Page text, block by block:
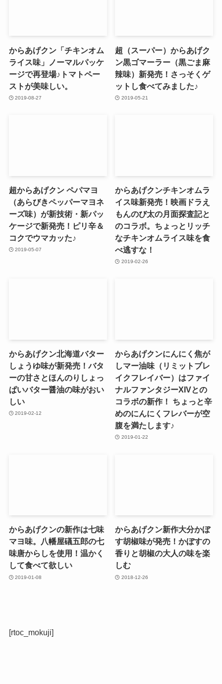
からあげクン「チキンオム
ライス味」ノーマルパッケ
ージで再登場♪トマトペー
ストが美味しい。
2019-08-27
超（スーパー）からあげク
ン黒ゴマーラー（黒ごま麻
辣味）新発売！さっそくゲ
ットし食べてみました♪
2019-05-21
超からあげクン ペパマヨ
（あらびきペッパーマヨネ
ーズ味）が新技術・新パッ
ケージで新発売！ピリ辛＆
コクでウマカッた♪
2019-05-07
からあげクンチキンオムラ
イス味新発売！映画ドラえ
もんのび太の月面探査記と
のコラボ。ちょっとリッチ
なチキンオムライス味を食
べ逃すな！
2019-02-26
からあげクン北海道バター
しょうゆ味が新発売！バタ
ーの甘さとほんのりしょっ
ぱいバター醤油の味がおい
しい
2019-02-12
からあげクンにんにく焦が
しマー油味（リミットブレ
イクフレイバー）はファイ
ナルファンタジーXIVとの
コラボの新作！ ちょっと辛
めのにんにくフレバーが空
腹を満たします♪
2019-01-22
からあげクンの新作は七味
マヨ味。八幡屋礒五郎の七
味唐からしを使用！温かく
して食べて欲しい
2019-01-08
からあげクン新作大分かぼ
す胡椒味が発売！かぼすの
香りと胡椒の大人の味を楽
しむ
2018-12-26
[rtoc_mokuji]